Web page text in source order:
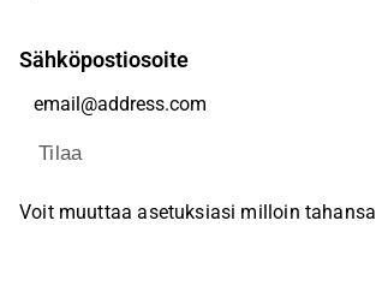
Sähköpostiosoite
Tilaa
Voit muuttaa asetuksiasi milloin tahansa